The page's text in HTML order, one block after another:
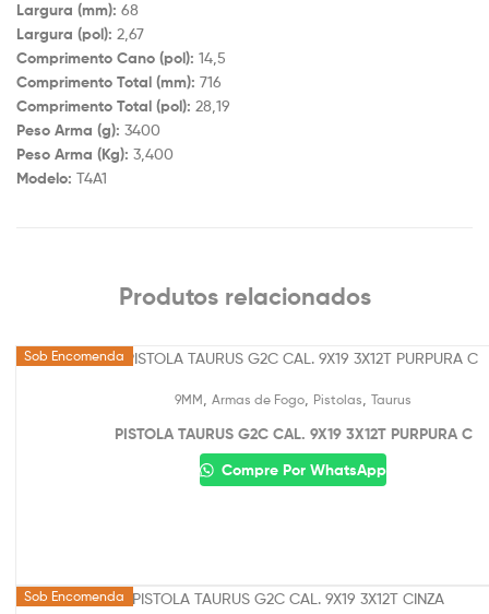
Largura (mm): 68
Largura (pol): 2,67
Comprimento Cano (pol): 14,5
Comprimento Total (mm): 716
Comprimento Total (pol): 28,19
Peso Arma (g): 3400
Peso Arma (Kg): 3,400
Modelo: T4A1
Produtos relacionados
Sob Encomenda
9MM Armas de Fogo Pistolas Taurus
PISTOLA TAURUS G2C CAL. 9X19 3X12T PURPURA C
Compre Por WhatsApp
Sob Encomenda